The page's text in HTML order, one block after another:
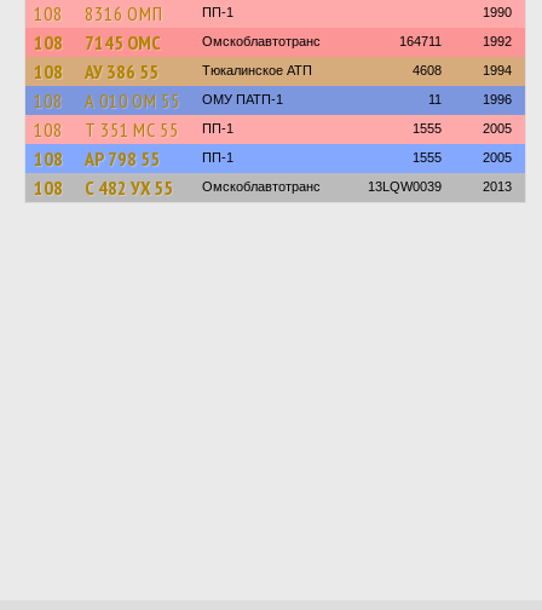
108 8316 ОМП ПП-1 1990
108 7145 ОМС Омскоблавтотранс 164711 1992
108 АУ 386 55 Тюкалинское АТП 4608 1994
108 А 010 ОМ 55 ОМУ ПАТП-1 11 1996
108 Т 351 МС 55 ПП-1 1555 2005
108 АР 798 55 ПП-1 1555 2005
108 С 482 УХ 55 Омскоблавтотранс 13LQW0039 2013